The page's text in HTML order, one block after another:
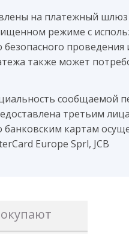
на платежный
режиме с
также может
сообщаемой
третьим
картам
Europe Sprl, JCB